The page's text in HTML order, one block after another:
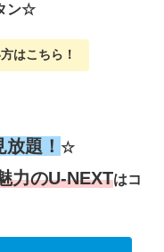
ン☆
はこちら ！
題！ ☆
力のU-NEXTはコ